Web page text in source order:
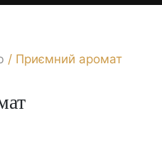
/ Приємний аромат